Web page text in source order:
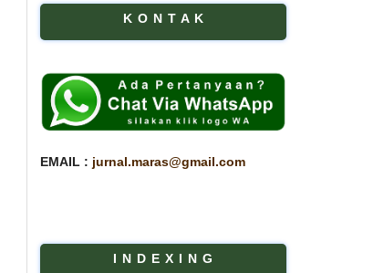
K O N T A K
EMAIL : jurnal.maras@gmail.com
I N D E X I N G